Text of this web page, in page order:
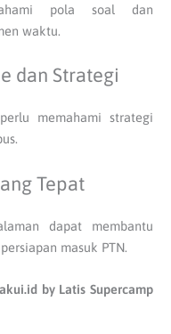
pola soal dan
waktu.
dan Strategi
memahami strategi
Tepat
dapat membantu
masuk PTN.
by Latis Supercamp